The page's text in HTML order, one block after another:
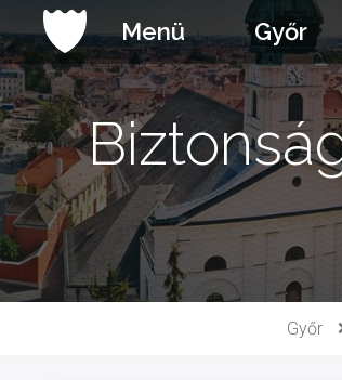
a
tartalomhoz
Menü Győr
Győr